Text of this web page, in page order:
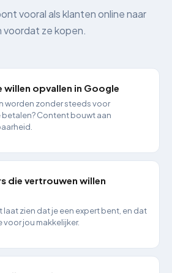
vooral als klanten online naar
ze kopen.
willen opvallen in Google
worden zonder steeds voor
Content bouwt aan
die vertrouwen willen
zien dat je een expert bent, en dat
voor jou makkelijker.